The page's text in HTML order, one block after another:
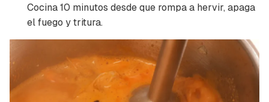
Cocina 10 minutos desde que rompa a hervir, apaga
el fuego y tritura.